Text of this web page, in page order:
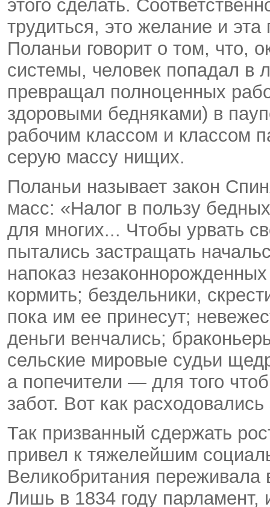
этого сделать.
трудиться, это желание и
Поланьи говорит о том, что,
системы, человек попадал в
превращал полноценных
здоровыми бедняками) в
рабочим классом и классом
серую массу нищих.
Поланьи называет закон
масс: «Налог в пользу
для многих... Чтобы урвать
пытались застращать
напоказ
кормить; бездельники,
пока им ее принесут;
деньги венчались;
сельские мировые судьи
а попечители — для того
забот. Вот как
Так призванный сдержать
привел к тяжелейшим
Великобритания
Лишь в 1834 году парламент,